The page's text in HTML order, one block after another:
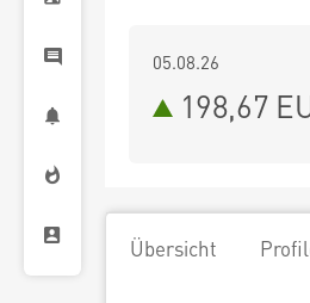
05.08.26
198,67
Übersicht